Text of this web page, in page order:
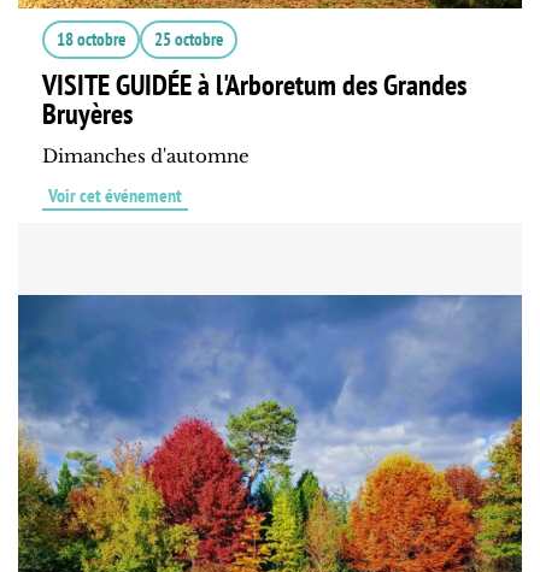
18 octobre 25 octobre
VISITE GUIDÉE à l'Arboretum des Grandes
Bruyères
Dimanches d'automne
Voir cet événement